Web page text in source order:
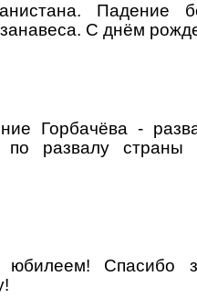
Падение
С днём
Горбачёва -
по развалу страны
юбилеем! Спасибо